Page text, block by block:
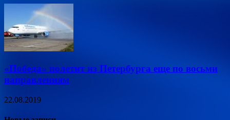
«Победа» полетит из Петербурга еще по восьми
направлениям
22.08.2019